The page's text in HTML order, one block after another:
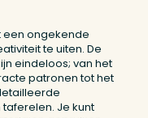
een ongekende
te uiten. De
eindeloos; van het
patronen tot het
Je kunt